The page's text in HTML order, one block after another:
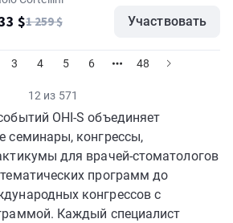
Кортеллини. Пакет "VIP"
$1 259 $ Участвовать
3 4 5 6 48
12 из 571
OHI-S объединяет
семинары, конгрессы,
для врачей-стоматологов
программ до
конгрессов с
Каждый специалист